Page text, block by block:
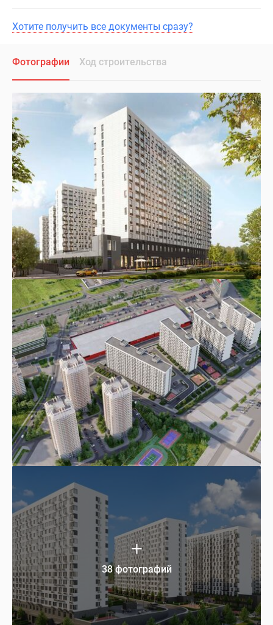
Хотите получить все документы сразу?
Фотографии Ход строительства
38 фотографий